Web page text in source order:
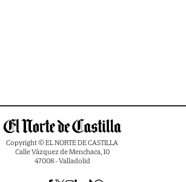
Copyright © EL NORTE DE CASTILLA
Calle Vázquez de Menchaca, 10
47008 - Valladolid